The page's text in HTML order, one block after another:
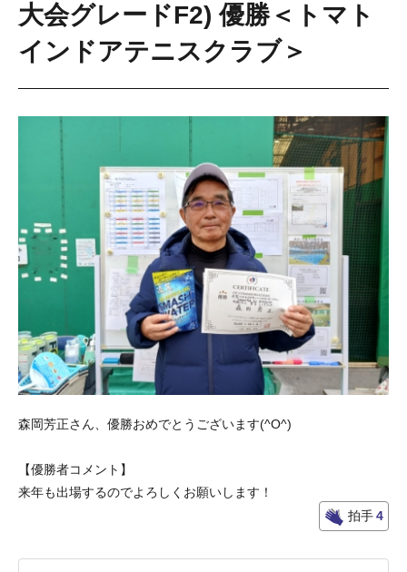
大会グレードF2) 優勝＜トマト
インドアテニスクラブ＞
森岡芳正さん、優勝おめでとうございます(^O^)
【優勝者コメント】
来年も出場するのでよろしくお願いします！
拍手4